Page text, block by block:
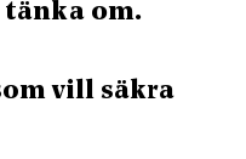
om.
vill säkra